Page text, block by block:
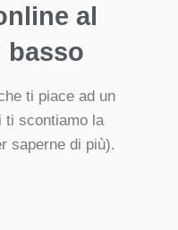
al
basso
ti piace ad un
ti scontiamo la
saperne di più).